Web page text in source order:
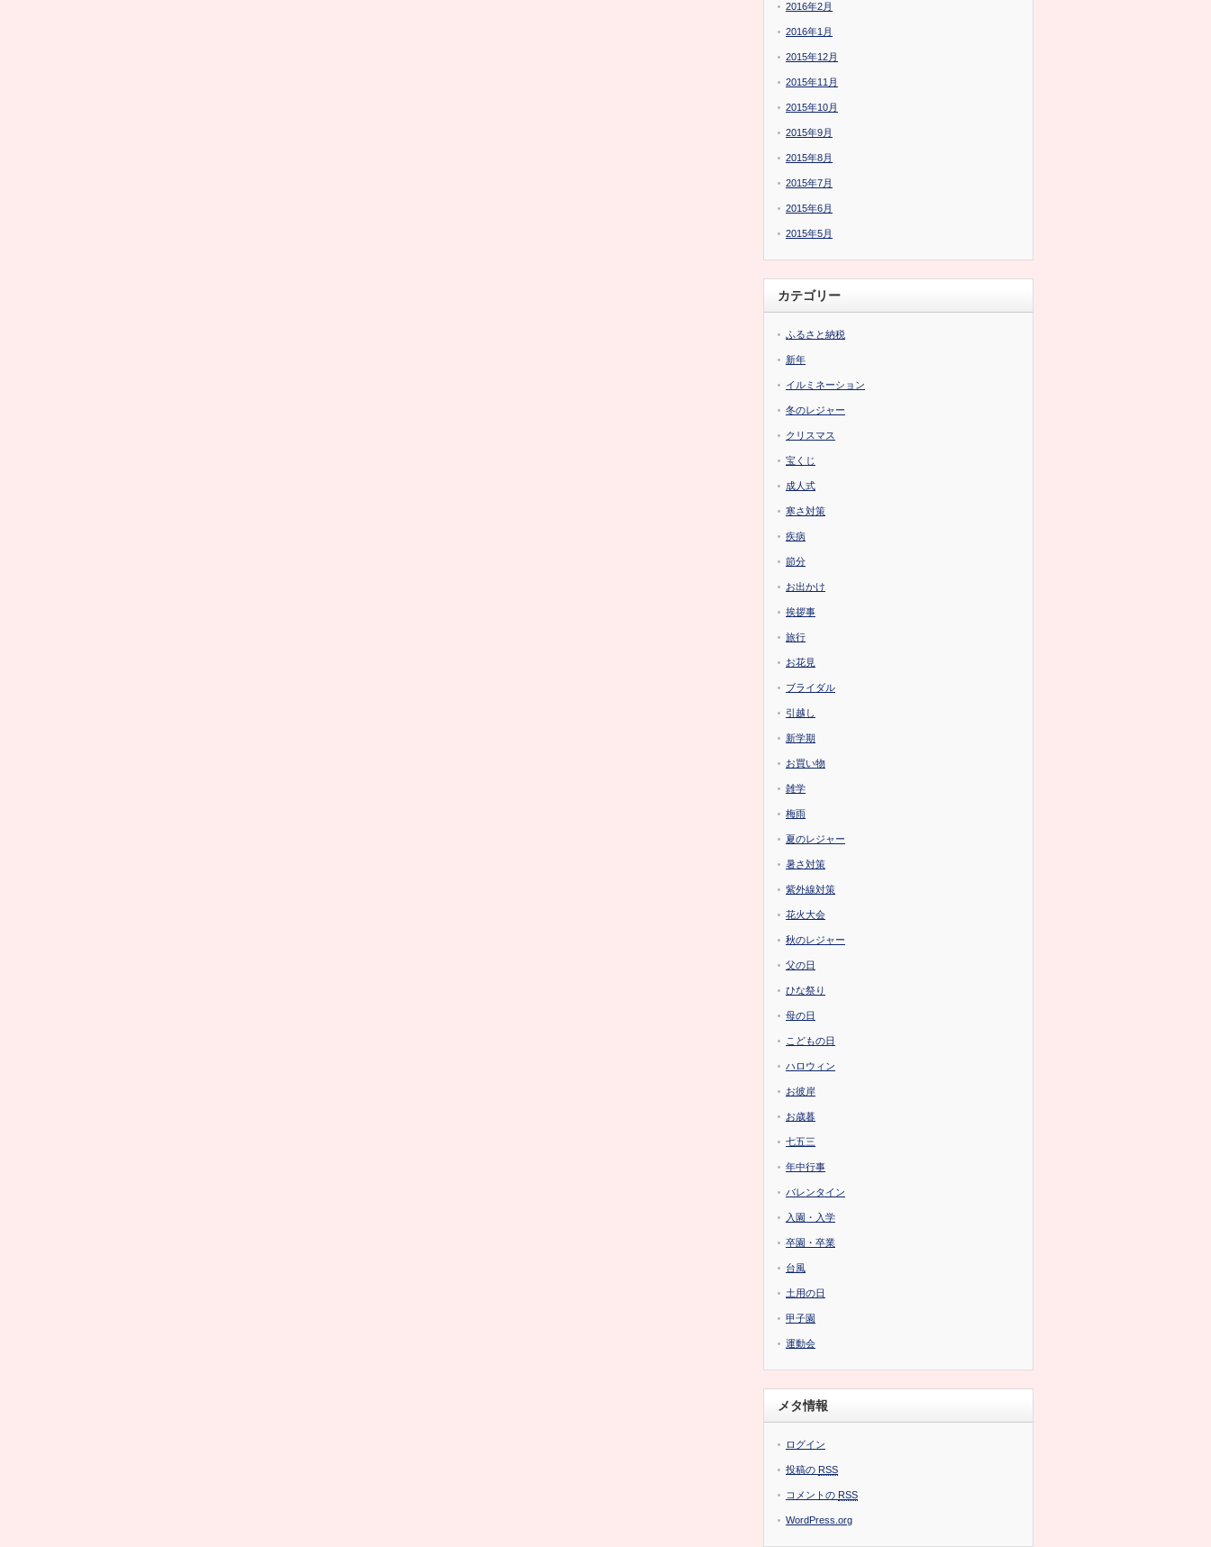
2016年2月
2016年1月
2015年12月
2015年11月
2015年10月
2015年9月
2015年8月
2015年7月
2015年6月
2015年5月
カテゴリー
ふるさと納税
新年
イルミネーション
冬のレジャー
クリスマス
宝くじ
成人式
寒さ対策
疾病
節分
お出かけ
挨拶事
旅行
お花見
ブライダル
引越し
新学期
お買い物
雑学
梅雨
夏のレジャー
暑さ対策
紫外線対策
花火大会
秋のレジャー
父の日
ひな祭り
母の日
こどもの日
ハロウィン
お彼岸
お歳暮
七五三
年中行事
バレンタイン
入園・入学
卒園・卒業
台風
土用の日
甲子園
運動会
メタ情報
ログイン
投稿の RSS
コメントの RSS
WordPress.org